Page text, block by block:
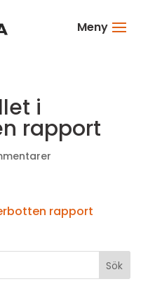
Meny
i
rapport
rapport